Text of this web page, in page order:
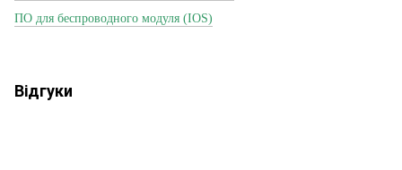
ПО для беспроводного модуля (IOS)
Відгуки